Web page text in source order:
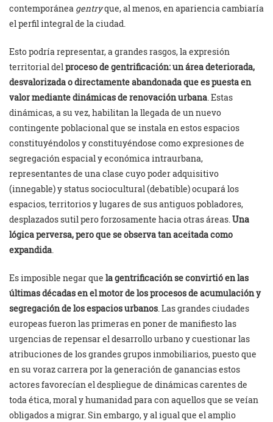
contemporánea gentryque, al menos, en apariencia cambiaría
el perfil integral de la ciudad.
Esto podría representar, a grandes rasgos, la expresión
territorial delproceso de gentrificación: un área deteriorada,
desvalorizada o directamente abandonada que es puesta en
valor mediante dinámicas de renovación urbana. Estas
dinámicas, a su vez, habilitan la llegada de un nuevo
contingente poblacional que se instala en estos espacios
constituyéndolos y constituyéndose como expresiones de
segregación espacial y económica intraurbana,
representantes de una clase cuyo poder adquisitivo
(innegable) y status sociocultural (debatible) ocupará los
espacios, territorios y lugares de sus antiguos pobladores,
desplazados sutil pero forzosamente hacia otras áreas.Una
lógica perversa, pero que se observa tan aceitada como
expandida.
Es imposible negar que la gentrificación se convirtió en las
últimas décadas en el motor de los procesos de acumulación y
segregación de los espacios urbanos. Las grandes ciudades
europeas fueron las primeras en poner de manifiesto las
urgencias de repensar el desarrollo urbano y cuestionar las
atribuciones de los grandes grupos inmobiliarios, puesto que
en su voraz carrera por la generación de ganancias estos
actores favorecían el despliegue de dinámicas carentes de
toda ética, moral y humanidad para con aquellos que se veían
obligados a migrar. Sin embargo, y al igual que el amplio